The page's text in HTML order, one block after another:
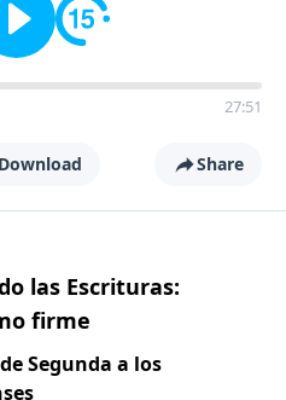
27:51
Download Share
las Escrituras:
firme
Segunda a los